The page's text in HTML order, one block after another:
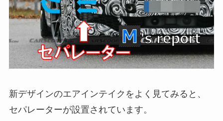
新デザインのエアインテイクをよく見てみると、
セパレーターが設置されています。